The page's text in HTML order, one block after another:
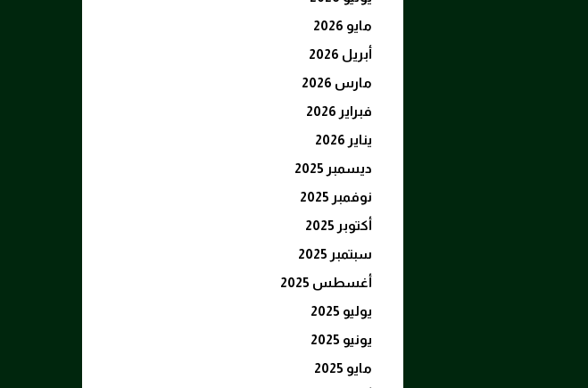
مايو 2026
أبريل 2026
مارس 2026
فبراير 2026
يناير 2026
ديسمبر 2025
نوفمبر 2025
أكتوبر 2025
سبتمبر 2025
أغسطس 2025
يوليو 2025
يونيو 2025
مايو 2025